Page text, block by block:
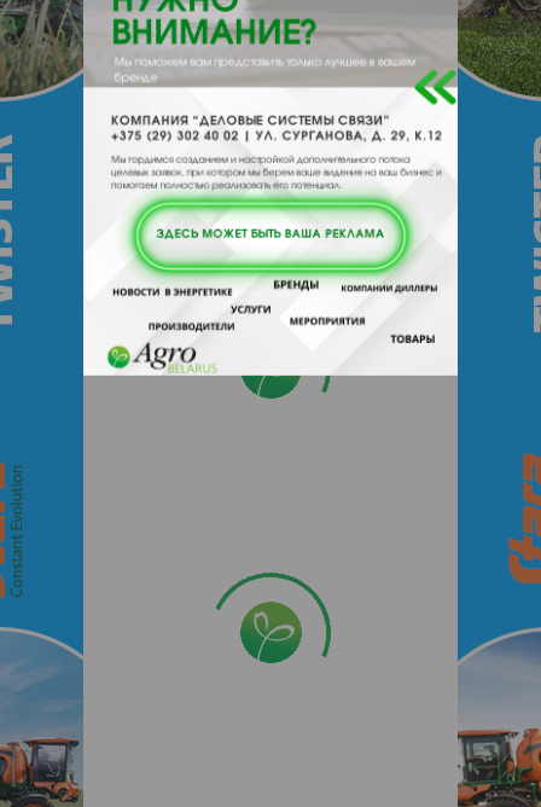
Контакты продавца
Оставьте электронный заказ с помощью
кнопки "Заказать" и мы подберем для
Вас подходящую компанию
поставщика.